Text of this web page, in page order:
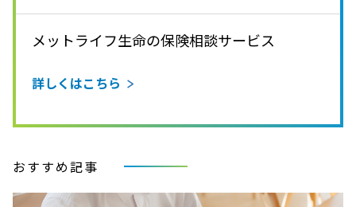
メットライフ生命の保険相談サービス
詳しくはこちら
おすすめ記事